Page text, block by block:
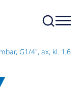
G1/4", ax, kl. 1,6